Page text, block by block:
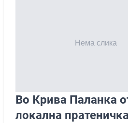
Вo Крива Паланка
локална